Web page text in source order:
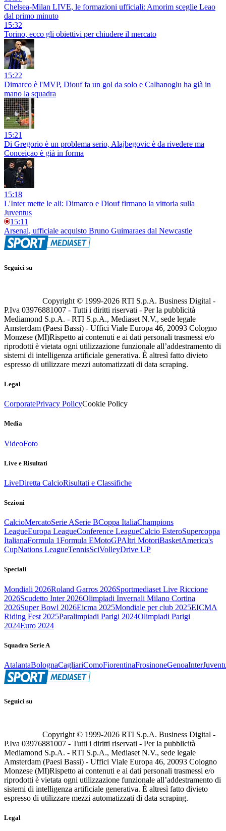
Chelsea-Milan LIVE, le formazioni ufficiali: Amorim sceglie Leao
dal primo minuto
15:32
Torino, ecco gli obiettivi per chiudere il mercato
15:22
Dimarco è l'MVP, Diouf fa un gol da solo e Calhanoglu ha già in
mano la squadra
15:21
Di Gregorio è un problema serio, Alajbegovic è da rivedere ma
Conceiçao è già in forma
15:18
L'Inter mette le ali: Dimarco e Diouf firmano la vittoria sulla
Juventus
15:11
Arsenal, ufficiale acquisto Bruno Guimaraes dal Newcastle
Seguici su
Copyright © 1999-2026 RTI S.p.A. Business Digital -
P.Iva 03976881007 - Tutti i diritti riservati - Per la pubblicità
Mediamond S.p.A. - RTI S.p.A., Mediaset N.V., sede legale
Amsterdam (Paesi Bassi) - Uffici Viale Europa 46, 20093 Cologno
Monzese (MI)Rispetto ai contenuti e ai dati personali trasmessi e/o
riprodotti è vietata ogni utilizzazione funzionale all’addestramento di
sistemi di intelligenza artificiale generativa. È altresì fatto divieto
espresso di utilizzare mezzi automatizzati di data scraping.
Legal
CorporatePrivacy PolicyCookie Policy
Media
VideoFoto
Live e Risultati
LiveDiretta CalcioRisultati e Classifiche
Sezioni
CalcioMercatoSerie ASerie BCoppa ItaliaChampions
LeagueEuropa LeagueConference LeagueCalcio EsteroSupercoppa
ItalianaFormula 1Formula EMotoGPAltri MotoriBasketAmerica's
CupNations LeagueTennisSciVolleyDrive UP
Speciali
Mondiali 2026Roland Garros 2026Sportmediaset Live Riccione
2026Scudetto Inter 2026Olimpiadi Invernali Milano Cortina
2026Super Bowl 2026Eicma 2025Mondiale per club 2025EICMA
Riding Fest 2025Paralimpiadi Parigi 2024Olimpiadi Parigi
2024Euro 2024
Squadra Serie A
AtalantaBolognaCagliariComoFiorentinaFrosinoneGenoaInter
Seguici su
Copyright © 1999-2026 RTI S.p.A. Business Digital -
P.Iva 03976881007 - Tutti i diritti riservati - Per la pubblicità
Mediamond S.p.A. - RTI S.p.A., Mediaset N.V., sede legale
Amsterdam (Paesi Bassi) - Uffici Viale Europa 46, 20093 Cologno
Monzese (MI)Rispetto ai contenuti e ai dati personali trasmessi e/o
riprodotti è vietata ogni utilizzazione funzionale all’addestramento di
sistemi di intelligenza artificiale generativa. È altresì fatto divieto
espresso di utilizzare mezzi automatizzati di data scraping.
Legal